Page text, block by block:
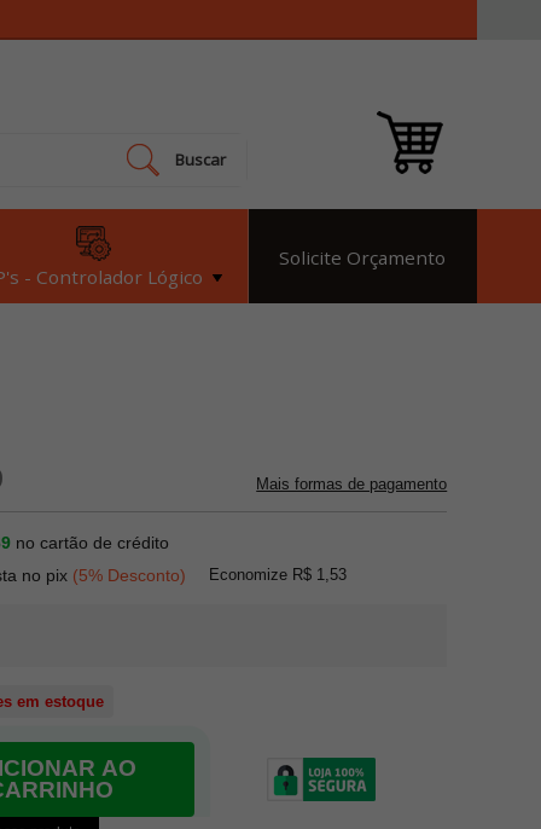
Buscar
- Controlador Lógico
Solicite Orçamento
Mais formas de pagamento
no cartão de crédito
no pix (5% Desconto) Economize R$ 1,53
em estoque
AO